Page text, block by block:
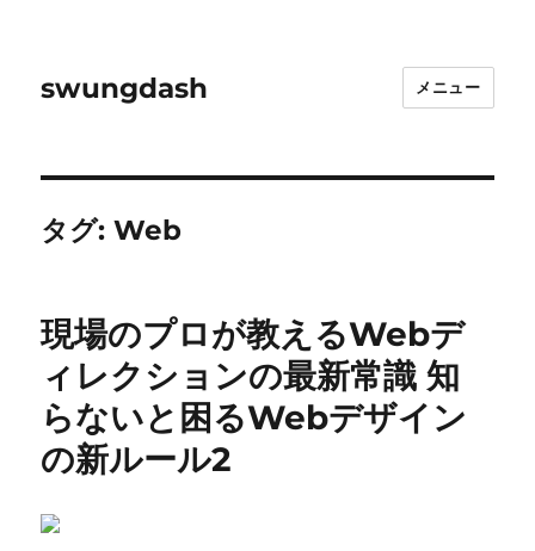
swungdash メニュー
タグ:Web
現場のプロが教えるWebデ
ィレクションの最新常識 知
らないと困るWebデザイン
の新ルール2